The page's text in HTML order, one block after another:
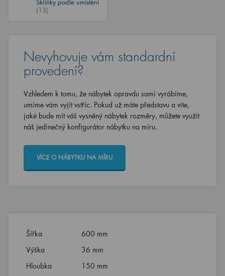
Skříňky podle umístění
(13)
Nevyhovuje vám standardní
provedení?
Vzhledem k tomu, že nábytek opravdu sami vyrábíme,
umíme vám vyjít vstříc. Pokud už máte představu a víte,
jaké bude mít váš vysněný nábytek rozměry, můžete využít
náš jedinečný konfigurátor nábytku na míru.
VÍCE O NÁBYTKU NA MÍRU
Šířka
600 mm
Výška
36 mm
Hloubka
150 mm